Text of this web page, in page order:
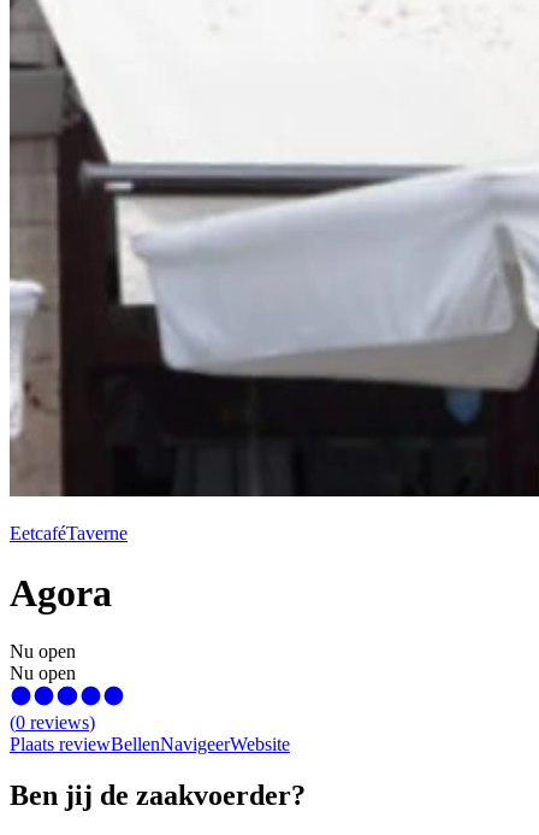
EetcaféTaverne
Agora
Nu open
Nu open
(0 reviews)
Plaats reviewBellenNavigeerWebsite
Ben jij de zaakvoerder?